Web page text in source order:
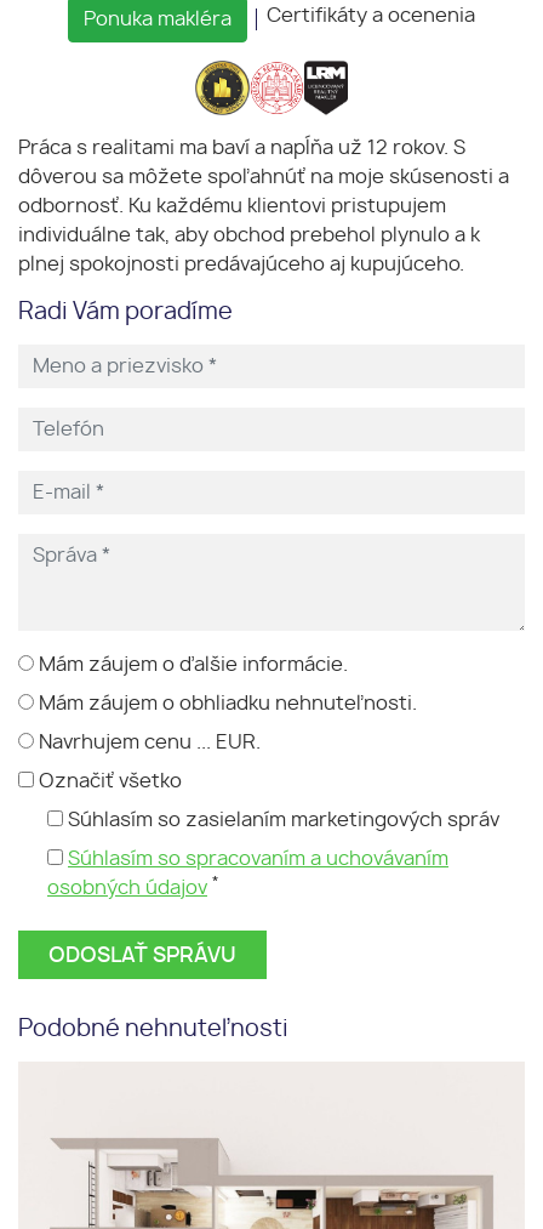
Ponuka makléra Certifikáty a ocenenia
Práca s realitami ma baví a napĺňa už 12 rokov. S
dôverou sa môžete spoľahnúť na moje skúsenosti a
odbornosť. Ku každému klientovi pristupujem
individuálne tak, aby obchod prebehol plynulo a k
plnej spokojnosti predávajúceho aj kupujúceho.
Radi Vám poradíme
Mám záujem o ďalšie informácie.
Mám záujem o obhliadku nehnuteľnosti.
Navrhujem cenu ... EUR.
Označiť všetko
Súhlasím so zasielaním marketingových správ
Súhlasím so spracovaním a uchovávaním
osobných údajov *
Podobné nehnuteľnosti